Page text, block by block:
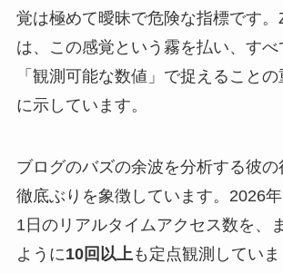
覚は極めて曖昧で危険な指標です
は、この感覚という霧を払い、すべ
「観測可能な数値」で捉えること
に示しています。
ブログのバズの余波を分析する彼
徹底ぶりを象徴しています。2026
1日のリアルタイムアクセス数を、
ように10回以上 も定点観測していま